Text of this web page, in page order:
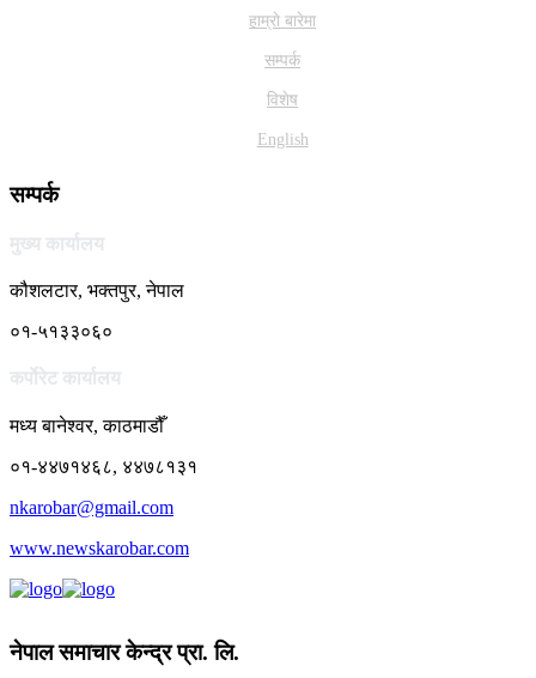
हाम्राे बारेमा
सम्पर्क
विशेष
English
सम्पर्क
मुख्य कार्यालय
कौशलटार, भक्तपुर, नेपाल
०१-५१३३०६०
कर्पाेरेट कार्यालय
मध्य बानेश्वर, काठमाडौँ
०१-४४७१४६८, ४४७८१३१
nkarobar@gmail.com
www.newskarobar.com
नेपाल समाचार केन्द्र प्रा. लि.